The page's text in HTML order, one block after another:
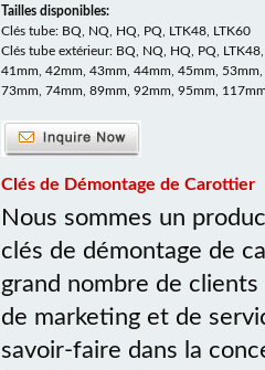
Tailles disponibles:
Clés tube: BQ, NQ, HQ, PQ, LTK48, LTK60
Clés tube extérieur: BQ, NQ, HQ, PQ,
41mm, 42mm, 43mm, 44mm, 45mm,
73mm, 74mm, 89mm, 92mm, 95mm,
Clés de Démontage de Carottier
Nous sommes un
clés de démontage de
grand nombre de
de marketing et de
savoir-faire dans la